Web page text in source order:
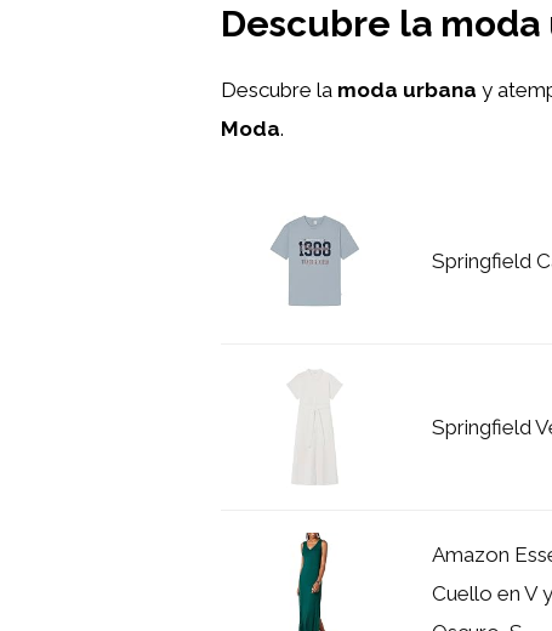
Descubre la
Descubre la moda urbana y
Moda.
Springfield
Springfield
Amazon
Cuello en V